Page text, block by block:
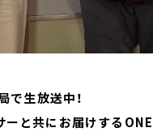
生放送中！
と共にお届けする